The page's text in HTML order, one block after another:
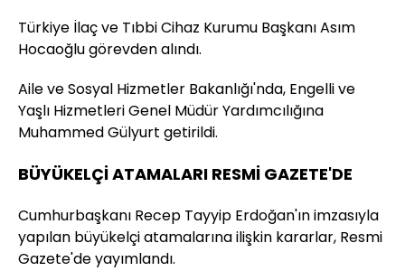
Türkiye İlaç ve Tıbbi Cihaz Kurumu Başkanı Asım
Hocaoğlu görevden alındı.
Aile ve Sosyal Hizmetler Bakanlığı'nda, Engelli ve
Yaşlı Hizmetleri Genel Müdür Yardımcılığına
Muhammed Gülyurt getirildi.
BÜYÜKELÇİ ATAMALARI RESMİ GAZETE'DE
Cumhurbaşkanı Recep Tayyip Erdoğan'ın imzasıyla
yapılan büyükelçi atamalarına ilişkin kararlar, Resmi
Gazete'de yayımlandı.